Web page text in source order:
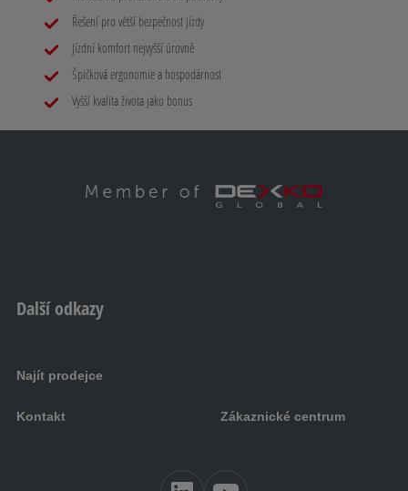
Řešení pro větší bezpečnost jízdy
Jízdní komfort nejvyšší úrovně
Špičková ergonomie a hospodárnost
Vyšší kvalita života jako bonus
Další odkazy
Najít prodejce
Kontakt Zákaznické centrum